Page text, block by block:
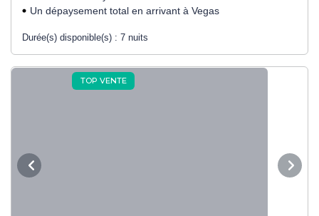
Un dépaysement total en arrivant à Vegas
Durée(s) disponible(s) : 7 nuits
TOP VENTE